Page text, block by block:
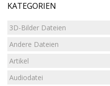
KATEGORIEN
3D-Bilder Dateien
Andere Dateien
Artikel
Audiodatei